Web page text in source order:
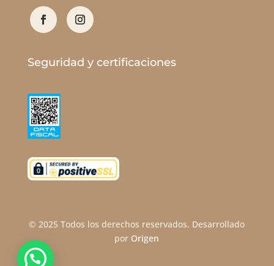
Seguridad y certificaciones
© 2025Todos los derechos reservados. Desarrollado
por Origen